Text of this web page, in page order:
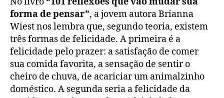
forma de pensar”, a jovem autora Brianna
Wiest nos lembra que, segundo teoria, existem
três formas de felicidade. A primeira é a
felicidade pelo prazer: a satisfação de comer
sua comida favorita, a sensação de sentir o
cheiro de chuva, de acariciar um animalzinho
doméstico. A segunda seria a felicidade da